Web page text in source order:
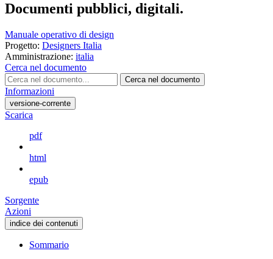
Documenti pubblici, digitali.
Manuale operativo di design
Progetto: Designers Italia
Amministrazione: italia
Cerca nel documento
Cerca nel documento
Informazioni
versione-corrente
Scarica
pdf
html
epub
Sorgente
Azioni
indice dei contenuti
Sommario